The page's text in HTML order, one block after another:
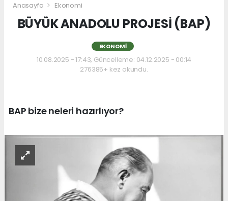
Anasayfa Ekonomi
BÜYÜK ANADOLU PROJESİ (BAP)
EKONOMI
10.08.2025 - 17:43, Güncelleme: 04.12.2025 - 00:14
276385+ kez okundu.
BAP bize neleri hazırlıyor?